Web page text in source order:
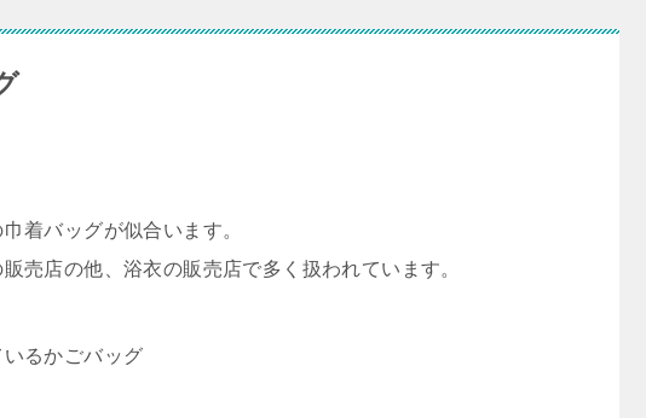
着バッグが似合います。
売店の他、浴衣の販売店で多く扱われています。
るかごバッグ